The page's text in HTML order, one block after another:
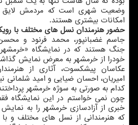
وضعیت شهری است كه مردمش لایق
امكانات بیشتری هستند.
حضور هنرمندان نسل های مختلف با
جاسم غضبانپور، محمد فرنود و
خودرا از خرمشهر به معرض نمایش
عكاسان پیشكسوت، آثاری از
امیریان، احسان ضیایی و امید شلمانی
كدام به صورتی به سوژه خرمشهر
چون نمی خواستم در این نمایشگاه
خبری از آزادسازی خرمشهر را به نمایش
كه هنرمندانی از نسل های مختلف و